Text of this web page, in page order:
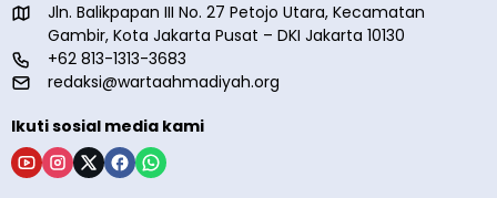
Jln. Balikpapan III No. 27 Petojo Utara, Kecamatan
Gambir, Kota Jakarta Pusat – DKI Jakarta 10130
+62 813-1313-3683
redaksi@wartaahmadiyah.org
Ikuti sosial media kami